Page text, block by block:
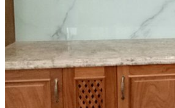
Giỏ hàng
Chưa có sản phẩm trong giỏ